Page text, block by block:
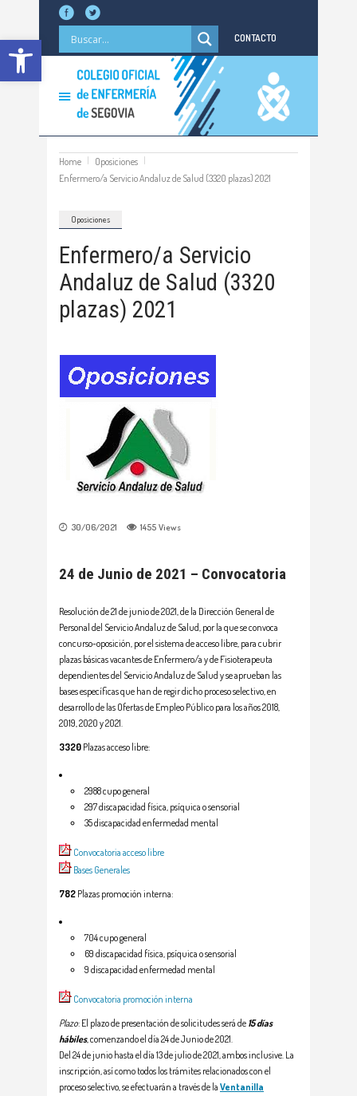
Abrir barra de herramientas CONTACTO
Home
Oposiciones
Enfermero/a Servicio Andaluz de Salud (3320 plazas) 2021
Oposiciones
Enfermero/a Servicio
Andaluz de Salud (3320
plazas) 2021
30/06/2021 1455 Views
24 de Junio de 2021 – Convocatoria
Resolución de 21 de junio de 2021, de la Dirección General de
Personal del Servicio Andaluz de Salud, por la que se convoca
concurso-oposición, por el sistema de acceso libre, para cubrir
plazas básicas vacantes de Enfermero/a y de Fisioterapeuta
dependientes del Servicio Andaluz de Salud y se aprueban las
bases específicas que han de regir dicho proceso selectivo, en
desarrollo de las Ofertas de Empleo Público para los años 2018,
2019, 2020 y 2021.
3320 Plazas acceso libre:
2988 cupo general
297 discapacidad física, psíquica o sensorial
35 discapacidad enfermedad mental
Convocatoria acceso libre
Bases Generales
782 Plazas promoción interna:
704 cupo general
69 discapacidad física, psíquica o sensorial
9 discapacidad enfermedad mental
Convocatoria promoción interna
Plazo: El plazo de presentación de solicitudes será de 15 días
hábiles, comenzando el día 24 de Junio de 2021.
Del 24 de junio hasta el día 13 de julio de 2021, ambos inclusive. La
inscripción, así como todos los trámites relacionados con el
proceso selectivo, se efectuarán a través de la Ventanilla